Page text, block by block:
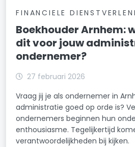
FINANCIELE
Boekhouder Arnhem:
dit voor jouw
ondernemer?
27 februari 2026
Vraag jij je als ondernemer in
administratie goed op orde is?
ondernemers beginnen hun
enthousiasme. Tegelijkertijd
verantwoordelijkheden bij kijken.